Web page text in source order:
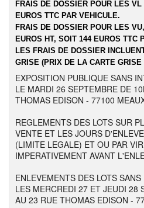
FRAIS DE DOSSIER POUR LES
EUROS TTC PAR VEHICULE.
FRAIS DE DOSSIER POUR LES
EUROS HT, SOIT 144 EUROS TTC
LES FRAIS DE DOSSIER
GRISE (PRIX DE LA CARTE GRISE
EXPOSITION PUBLIQUE SANS
LE MARDI 26 SEPTEMBRE DE
THOMAS EDISON - 77100
REGLEMENTS DES LOTS SUR
VENTE ET LES JOURS
(LIMITE LEGALE) ET OU PAR
IMPERATIVEMENT AVANT
ENLEVEMENTS DES LOTS
LES MERCREDI 27 ET JEUDI 28
AU 23 RUE THOMAS EDISON -